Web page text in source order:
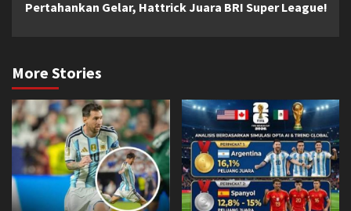
Pertahankan Gelar, Hattrick Juara BRI Super League!
More Stories